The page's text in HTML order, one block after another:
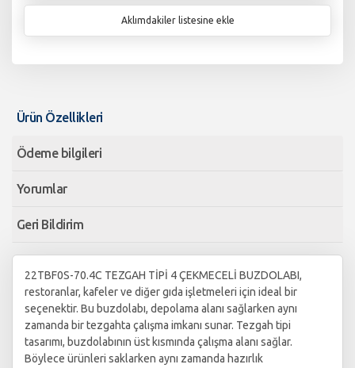
Aklımdakiler listesine ekle
Ürün Özellikleri
Ödeme bilgileri
Yorumlar
Geri Bildirim
22TBF0S-70.4C TEZGAH TİPİ 4 ÇEKMECELİ BUZDOLABI,
restoranlar, kafeler ve diğer gıda işletmeleri için ideal bir
seçenektir. Bu buzdolabı, depolama alanı sağlarken aynı
zamanda bir tezgahta çalışma imkanı sunar. Tezgah tipi
tasarımı, buzdolabının üst kısmında çalışma alanı sağlar.
Böylece ürünleri saklarken aynı zamanda hazırlık